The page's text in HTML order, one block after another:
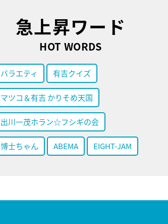
急上昇ワード
HOT WORDS
バラエティ 有吉クイズ
マツコ＆有吉 かりそめ天国
出川一茂ホラン☆フシギの会
博士ちゃん ABEMA EIGHT-JAM